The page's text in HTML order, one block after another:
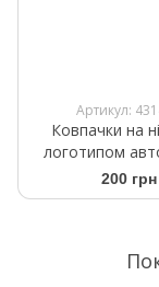
Артикул:
Ковпачки на
логотипом
чорного200 грн